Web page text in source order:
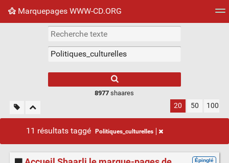
Marquepages WWW-CD.ORG
Nuage de tags Mur d'images
8977 shaares
20 50 100
11 résultats taggé Politiques_culturelles
Épinglé